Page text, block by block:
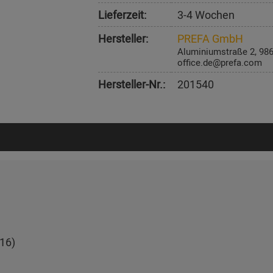
Lieferzeit:
3-4 Wochen
Hersteller:
PREFA GmbH
Aluminiumstraße 2,
office.de@prefa.com
Hersteller-Nr.: 201540